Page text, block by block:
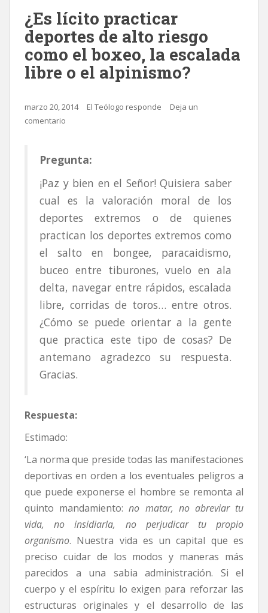
¿Es lícito practicar
deportes de alto riesgo
como el boxeo, la escalada
libre o el alpinismo?
marzo 20, 2014 El Teólogo responde
Deja un
comentario
Pregunta:
¡Paz y bien en el Señor! Quisiera saber
cual es la valoración moral de los
deportes extremos o de quienes
practican los deportes extremos como
el salto en bongee, paracaidismo,
buceo entre tiburones, vuelo en ala
delta, navegar entre rápidos, escalada
libre, corridas de toros… entre otros.
¿Cómo se puede orientar a la gente
que practica este tipo de cosas? De
antemano agradezco su respuesta.
Gracias.
Respuesta:
Estimado:
‘La norma que preside todas las manifestaciones
deportivas en orden a los eventuales peligros a
que puede exponerse el hombre se remonta al
quinto mandamiento:no matar, no abreviar tu
vida, no insidiarla, no perjudicar tu propio
organismo. Nuestra vida es un capital que es
preciso cuidar de los modos y maneras más
parecidos a una sabia administración. Si el
cuerpo y el espíritu lo exigen para reforzar las
estructuras originales y el desarrollo de las